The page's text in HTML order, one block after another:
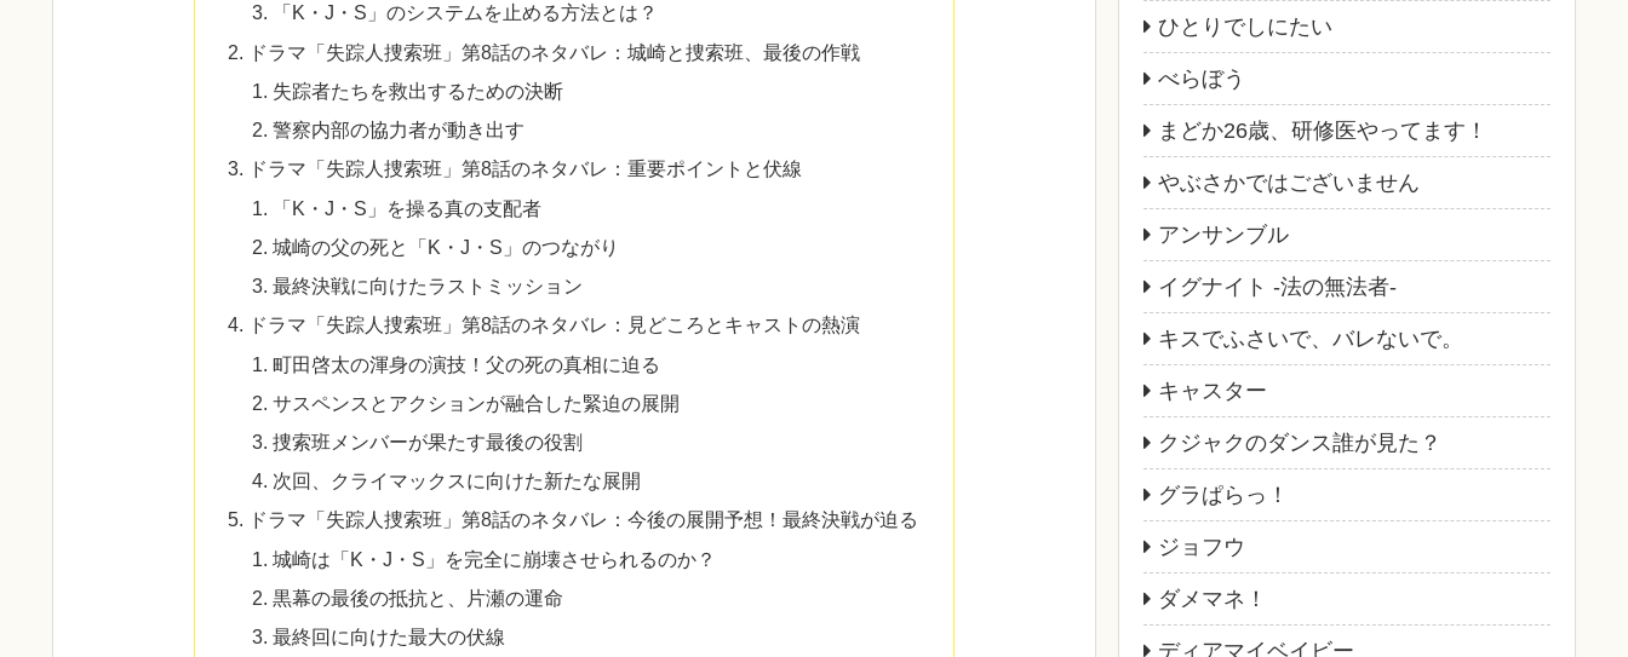
「K・J・S」のシステムを止める方法とは？
ドラマ「失踪人捜索班」第8話のネタバレ：城崎と捜索班、最後の作戦
失踪者たちを救出するための決断
警察内部の協力者が動き出す
ドラマ「失踪人捜索班」第8話のネタバレ：重要ポイントと伏線
「K・J・S」を操る真の支配者
城崎の父の死と「K・J・S」のつながり
最終決戦に向けたラストミッション
ドラマ「失踪人捜索班」第8話のネタバレ：見どころとキャストの熱演
町田啓太の渾身の演技！父の死の真相に迫る
サスペンスとアクションが融合した緊迫の展開
捜索班メンバーが果たす最後の役割
次回、クライマックスに向けた新たな展開
ドラマ「失踪人捜索班」第8話のネタバレ：今後の展開予想！最終決戦が迫る
城崎は「K・J・S」を完全に崩壊させられるのか？
黒幕の最後の抵抗と、片瀬の運命
最終回に向けた最大の伏線
ひとりでしにたい
べらぼう
まどか26歳、研修医やってます！
やぶさかではございません
アンサンブル
イグナイト -法の無法者-
キスでふさいで、バレないで。
キャスター
クジャクのダンス誰が見た？
グラぱらっ！
ジョフウ
ダメマネ！
ディアマイベイビー